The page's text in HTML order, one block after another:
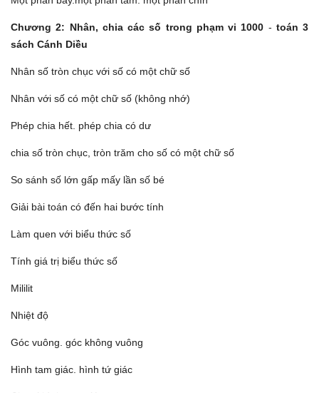
Chương 2: Nhân, chia các số trong phạm vi 1000 - toán 3
sách Cánh Diều
Nhân số tròn chục với số có một chữ số
Nhân với số có một chữ số (không nhớ)
Phép chia hết. phép chia có dư
chia số tròn chục, tròn trăm cho số có một chữ số
So sánh số lớn gấp mấy lần số bé
Giải bài toán có đến hai bước tính
Làm quen với biểu thức số
Tính giá trị biểu thức số
Mililit
Nhiệt độ
Góc vuông. góc không vuông
Hình tam giác. hình tứ giác